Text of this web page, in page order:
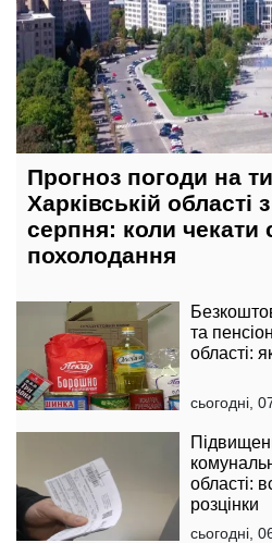
Прогноз погоди на
Харківській області
серпня: коли чекати
похолодання
та
області:
сьогодні,
області:
розцінки
сьогодні,